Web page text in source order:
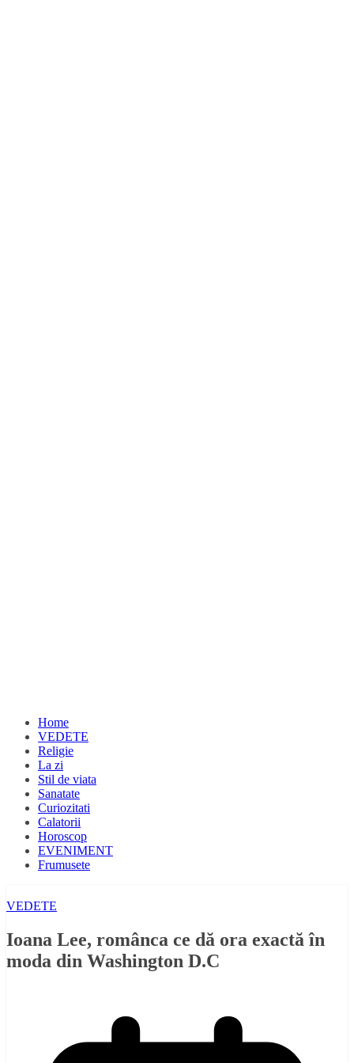
Home
VEDETE
Religie
La zi
Stil de viata
Sanatate
Curiozitati
Calatorii
Horoscop
EVENIMENT
Frumusete
VEDETE
Ioana Lee, românca ce dă ora exactă în
moda din Washington D.C